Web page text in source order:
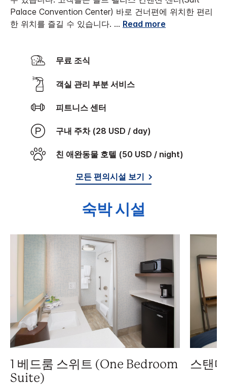
Palace Convention Center) 바로 건너편에 위치한 편리
한 위치를 즐길 수 있습니다. ... Read more
무료 조식
객실 관리 부분 서비스
피트니스 센터
구내 주차 (28 USD / day)
친 애완동물 호텔 (50 USD / night)
모든 편의시설 보기
숙박 시설
1 베드룸 스위트 (One Bedroom
Suite)
스탠